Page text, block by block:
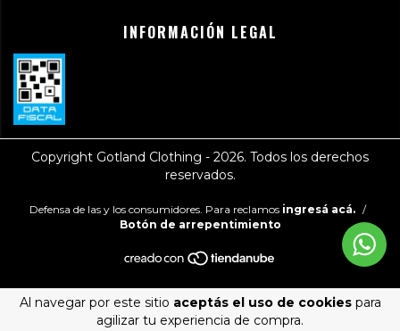
Al navegar por este sitio aceptás el uso de cookiespara
agilizar tu experiencia de compra.
INFORMACIÓN LEGAL
Copyright Gotland Clothing - 2026. Todos los derechos
reservados.
Defensa de las y los consumidores. Para reclamos ingresá acá. /
Botón de arrepentimiento